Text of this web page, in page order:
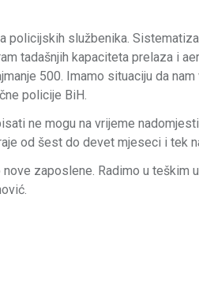
službenika.
tadašnjih kapaciteta prelaza i
500. Imamo situaciju da
policije BiH.
ne mogu na vrijeme
od šest do devet mjeseci i tek
zaposlene. Radimo u teškim